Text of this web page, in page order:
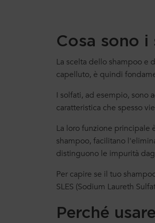
Cosa sono
La scelta dello shampoo e
capelluto, è quindi
I solfati, ad esempio, sono
caratteristica che spesso
La loro funzione principale
shampoo, facilitano
distinguono le impurità
Per capire se il tuo
SLES (Sodium Laureth
Perché